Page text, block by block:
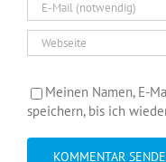
Meinen Namen, E-
speichern, bis ich